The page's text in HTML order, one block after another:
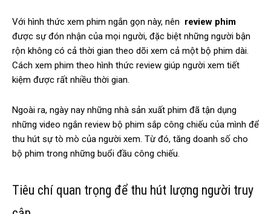
Với hình thức xem phim ngắn gọn này, nên review phim
được sự đón nhận của mọi người, đặc biệt những người bận
rộn không có cả thời gian theo dõi xem cả một bộ phim dài.
Cách xem phim theo hình thức review giúp người xem tiết
kiệm được rất nhiều thời gian.
Ngoài ra, ngày nay những nhà sản xuất phim đã tận dụng
những video ngắn review bộ phim sắp công chiếu của mình để
thu hút sự tò mò của người xem. Từ đó, tăng doanh số cho
bộ phim trong những buổi đầu công chiếu.
Tiêu chí quan trọng để thu hút lượng người truy